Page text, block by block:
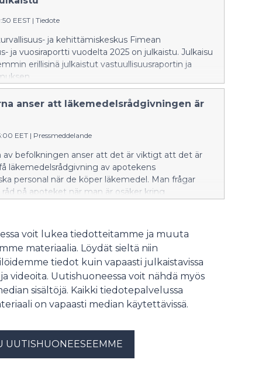
EEST | Tiedote
ja kehittämiskeskus Fimean
ja vuosiraportti vuodelta 2025 on julkaistu. Julkaisu
erillisinä julkaistut vastuullisuusraportin ja
anser att läkemedelsrådgivningen är
EET | Pressmeddelande
av befolkningen anser att det är viktigt att det är
läkemedelsrådgivning av apotekens
personal när de köper läkemedel. Man frågar
på apoteket när man är osäker kring
voit lukea tiedotteitamme ja muuta
materiaalia. Löydät sieltä niin
tiedot kuin vapaasti julkaistavissa
videoita. Uutishuoneessa voit nähdä myös
sisältöjä. Kaikki tiedotepalvelussa
on vapaasti median käytettävissä.
UUTISHUONEESEEMME